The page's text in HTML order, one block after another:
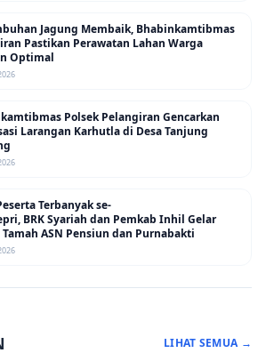
Jagung Membaik, Bhabinkamtibmas
Pastikan Perawatan Lahan Warga
Optimal
Polsek Pelangiran Gencarkan
Larangan Karhutla di Desa Tanjung
Terbanyak se-
BRK Syariah dan Pemkab Inhil Gelar
Tamah ASN Pensiun dan Purnabakti
LIHAT SEMUA →